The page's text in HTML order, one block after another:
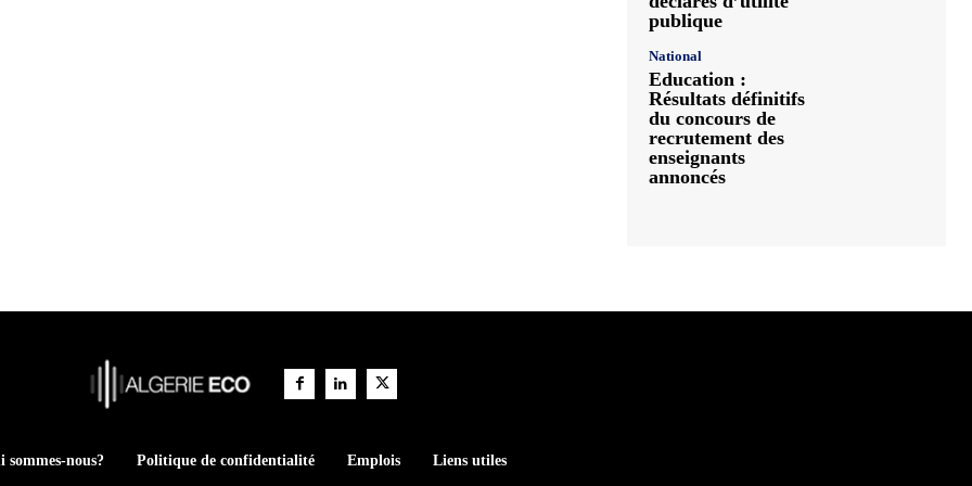
publique
National
Education :
Résultats définitifs
du concours de
recrutement des
enseignants
annoncés
sommes-nous? Politique de confidentialité Emplois Liens utiles